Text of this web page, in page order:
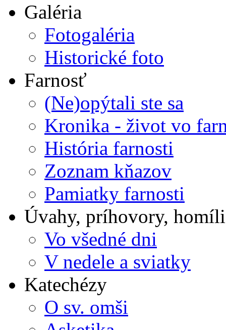
Galéria
Fotogaléria
Historické foto
Farnosť
(Ne)opýtali ste sa
Kronika - život vo
História farnosti
Zoznam kňazov
Pamiatky farnosti
Úvahy, príhovory,
Vo všedné dni
V nedele a sviatky
Katechézy
O sv. omši